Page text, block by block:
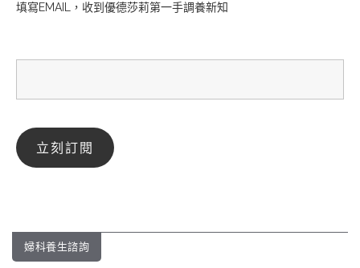
填寫EMAIL，收到優德莎莉第一手調養新知
婦科養生諮詢